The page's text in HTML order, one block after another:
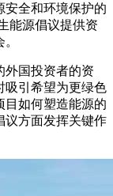
安全和环境保护的
能源倡议提供资
外国投资者的资
吸引希望为更绿色
目如何塑造能源的
议方面发挥关键作